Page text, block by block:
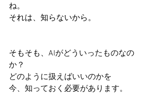
ね。
それは、知らないから。
そもそも、 AIがどういったものなの
か？
どのように扱えばいいのかを
今、知っておく必要があります。